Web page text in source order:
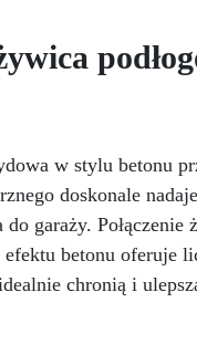
w zaledwie 24
i personalizowany:
cementu, starych
(po
Nowoczesne żywice
na ścieranie i
przez wiele lat.
w stylu betonu
doskonale
do garaży. Połączenie
betonu oferuje
chronią i